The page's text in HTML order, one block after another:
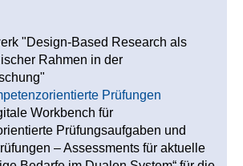
"Design-Based Research als
Rahmen in der
Prüfungen
Workbench für
Prüfungsaufgaben und
– Assessments für aktuelle